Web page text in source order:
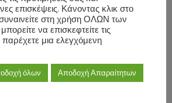
Δημοσίευσης:14/12/2017
ΠΕΡΙΣΣΌΤΕΡΑ
επισκέψεις. Κάνοντας κλικ στο
στη χρήση ΟΛΩΝ των
να επισκεφτείτε τις
παρέχετε μια ελεγχόμενη
όλων Αποδοχή Απαραίτητων